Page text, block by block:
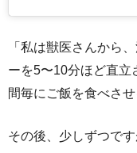
「私は獣医さんから
ーを5〜10分ほど直立
間毎にご飯を食べさ
その後、少しずつで